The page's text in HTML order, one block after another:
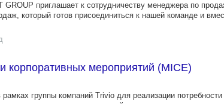
GROUP приглашает к сотрудничеству менеджера по
который готов присоединиться к нашей команде и
корпоративных мероприятий (MICE)
группы компаний Trivio для реализации потребности